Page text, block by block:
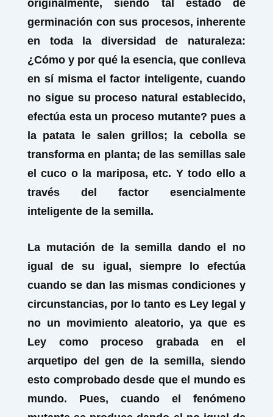
originalmente, siendo tal estado de
germinación con sus procesos, inherente
en toda la diversidad de naturaleza:
¿Cómo y por qué la esencia, que conlleva
en sí misma el factor inteligente, cuando
no sigue su proceso natural establecido,
efectúa esta un proceso mutante? pues a
la patata le salen grillos; la cebolla se
transforma en planta; de las semillas sale
el cuco o la mariposa, etc. Y todo ello a
través del factor esencialmente
inteligente de la semilla.
La mutación de la semilla dando el no
igual de su igual, siempre lo efectúa
cuando se dan las mismas condiciones y
circunstancias, por lo tanto es Ley legal y
no un movimiento aleatorio, ya que es
Ley como proceso grabada en el
arquetipo del gen de la semilla, siendo
esto comprobado desde que el mundo es
mundo. Pues, cuando el fenómeno